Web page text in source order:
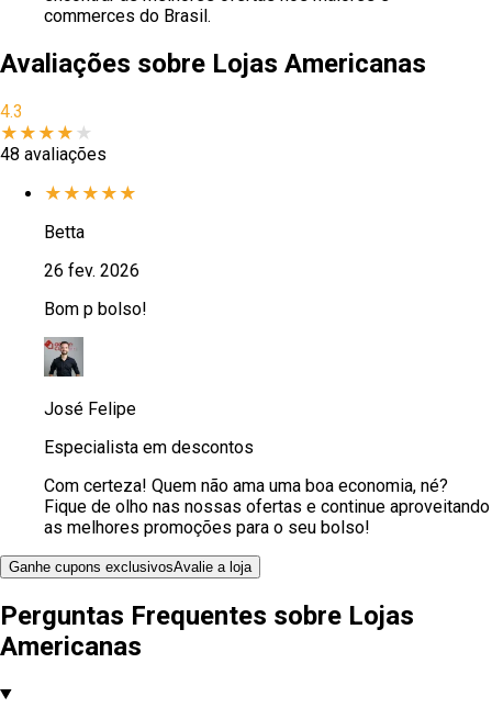
commerces do Brasil.
Avaliações sobre Lojas Americanas
4.3
★ ★ ★ ★ ★
48 avaliações
★ ★ ★ ★ ★
Betta
26 fev. 2026
Bom p bolso!
José Felipe
Especialista em descontos
Com certeza! Quem não ama uma boa economia, né?
Fique de olho nas nossas ofertas e continue aproveitando
as melhores promoções para o seu bolso!
Ganhe cupons exclusivosAvalie a loja
Perguntas Frequentes sobre Lojas
Americanas